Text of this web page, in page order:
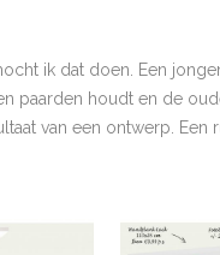
ik dat doen. Een
paarden houdt en de
van een ontwerp. Een